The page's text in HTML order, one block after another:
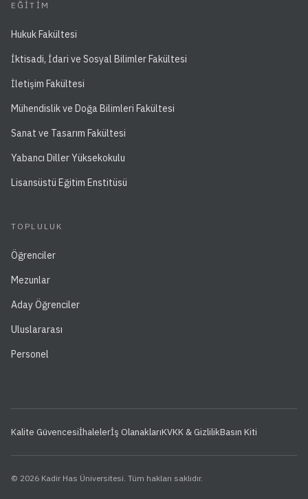
EĞITIM
Hukuk Fakültesi
İktisadi, İdari ve Sosyal Bilimler Fakültesi
İletişim Fakültesi
Mühendislik ve Doğa Bilimleri Fakültesi
Sanat ve Tasarım Fakültesi
Yabancı Diller Yüksekokulu
Lisansüstü Eğitim Enstitüsü
TOPLULUK
Öğrenciler
Mezunlar
Aday Öğrenciler
Uluslararası
Personel
Kalite Güvencesiİhalelerİş OlanaklarıKVKK & GizlilikBasın Kiti
© 2026 Kadir Has Üniversitesi. Tüm hakları saklıdır.